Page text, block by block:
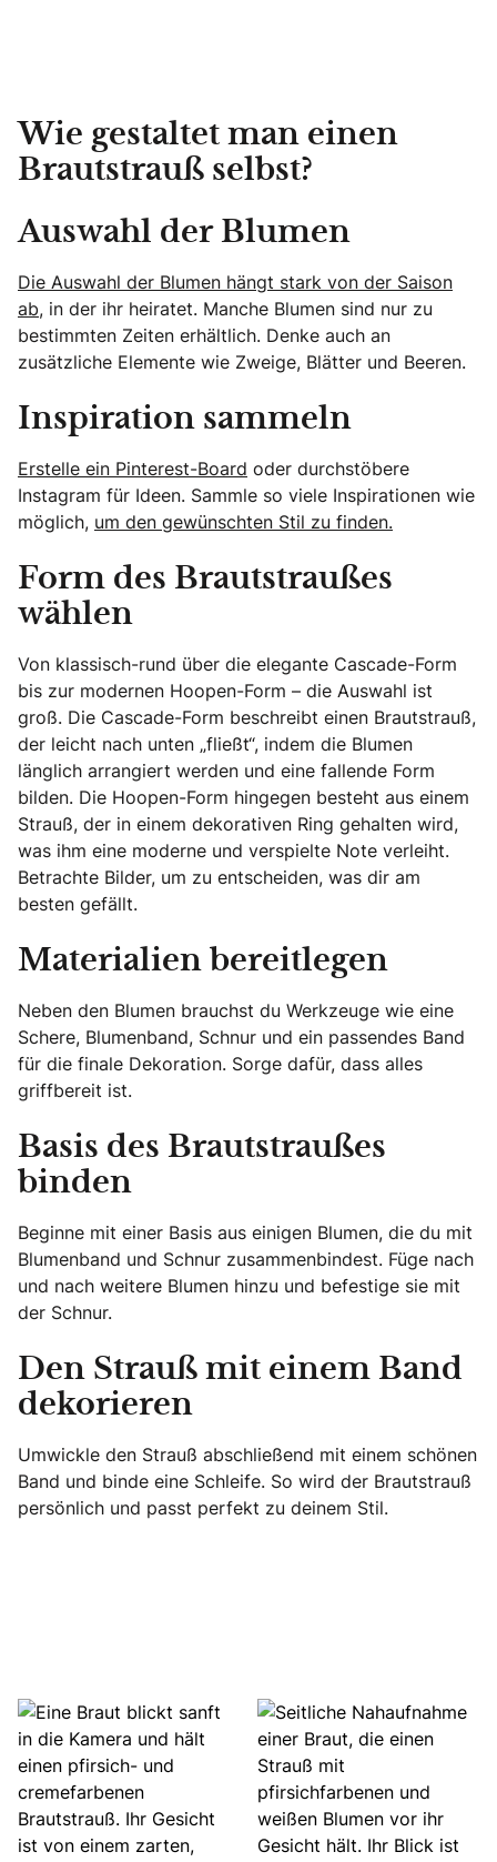
Wie gestaltet man einen
Brautstrauß selbst?
Auswahl der Blumen
Die Auswahl der Blumen hängt stark von der Saison
ab, in der ihr heiratet. Manche Blumen sind nur zu
bestimmten Zeiten erhältlich. Denke auch an
zusätzliche Elemente wie Zweige, Blätter und Beeren.
Inspiration sammeln
Erstelle ein Pinterest-Board oder durchstöbere
Instagram für Ideen. Sammle so viele Inspirationen wie
möglich, um den gewünschten Stil zu finden.
Form des Brautstraußes
wählen
Von klassisch-rund über die elegante Cascade-Form
bis zur modernen Hoopen-Form – die Auswahl ist
groß. Die Cascade-Form beschreibt einen Brautstrauß,
der leicht nach unten „fließt“, indem die Blumen
länglich arrangiert werden und eine fallende Form
bilden. Die Hoopen-Form hingegen besteht aus einem
Strauß, der in einem dekorativen Ring gehalten wird,
was ihm eine moderne und verspielte Note verleiht.
Betrachte Bilder, um zu entscheiden, was dir am
besten gefällt.
Materialien bereitlegen
Neben den Blumen brauchst du Werkzeuge wie eine
Schere, Blumenband, Schnur und ein passendes Band
für die finale Dekoration. Sorge dafür, dass alles
griffbereit ist.
Basis des Brautstraußes
binden
Beginne mit einer Basis aus einigen Blumen, die du mit
Blumenband und Schnur zusammenbindest. Füge nach
und nach weitere Blumen hinzu und befestige sie mit
der Schnur.
Den Strauß mit einem Band
dekorieren
Umwickle den Strauß abschließend mit einem schönen
Band und binde eine Schleife. So wird der Brautstrauß
persönlich und passt perfekt zu deinem Stil.